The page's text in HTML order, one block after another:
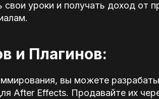
свои уроки и получать доход от
и Плагинов:
вы можете
After Effects. Продавайте их